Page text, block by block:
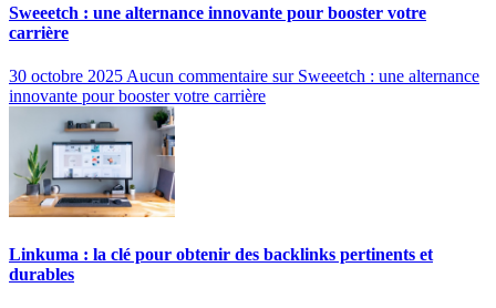
Sweeetch : une alternance innovante pour booster votre
carrière
30 octobre 2025 Aucun commentaire sur Sweeetch : une alternance
innovante pour booster votre carrière
Linkuma : la clé pour obtenir des backlinks pertinents et
durables